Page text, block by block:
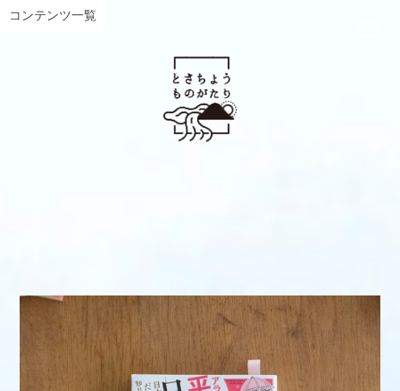
コンテンツ一覧